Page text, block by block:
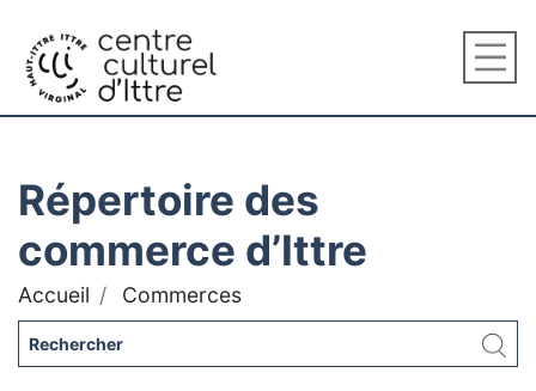
Répertoire des
commerce d’Ittre
Accueil Commerces